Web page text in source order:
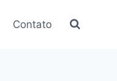
Contato